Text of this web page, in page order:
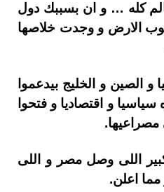
كله … و ان بسببك دول
و وجدت خلاصها
و الخليج بيدعموا
و اقتصاديا و فتحوا
وصل مصر و اللى
اعلن.